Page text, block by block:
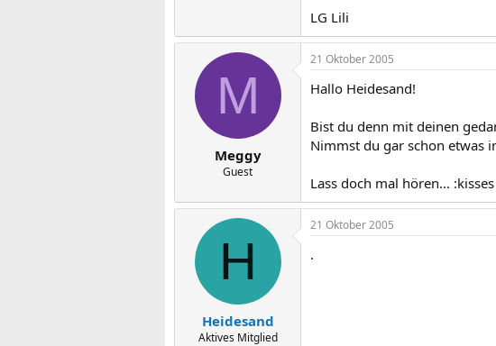
LG Lili
M
Meggy
Guest
21 Oktober 2005
Hallo Heidesand!
Bist du denn mit deinen
Nimmst du gar schon etwas
Lass doch mal hören... :kisses
H
Heidesand
Aktives Mitglied
21 Oktober 2005
.